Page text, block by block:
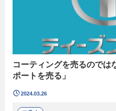
コーティングを売るのでは
ポートを売る」
2024.03.26